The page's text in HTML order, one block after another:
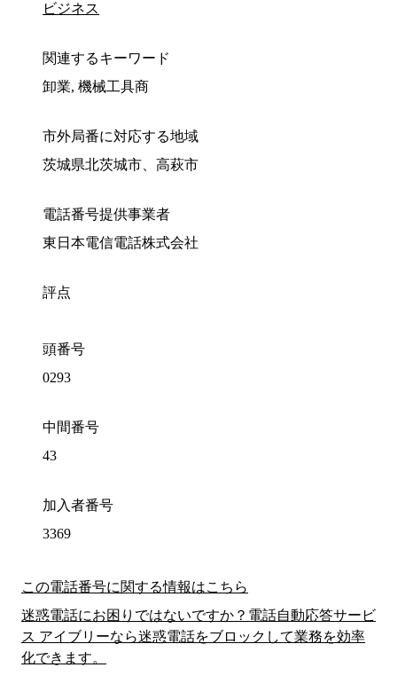
ビジネス
関連するキーワード
卸業, 機械工具商
市外局番に対応する地域
茨城県北茨城市、高萩市
電話番号提供事業者
東日本電信電話株式会社
評点
頭番号
0293
中間番号
43
加入者番号
3369
この電話番号に関する情報はこちら
迷惑電話にお困りではないですか？電話自動応答サービ
ス アイブリーなら迷惑電話をブロックして業務を効率
化できます。